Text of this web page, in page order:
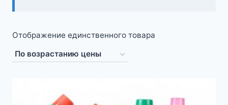
Отображение единственного товара